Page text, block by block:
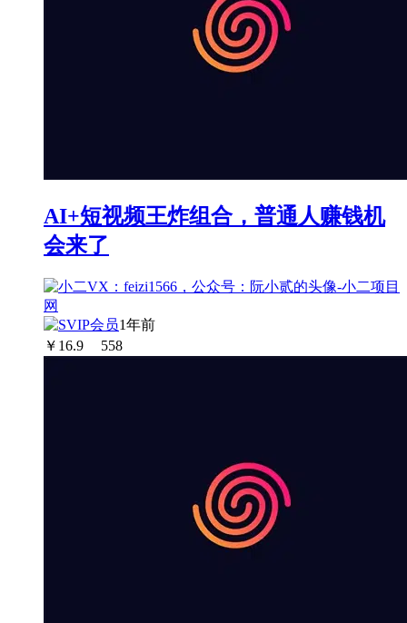
AI+短视频王炸组合，普通人赚钱机
会来了
1年前
￥ 16.9 558